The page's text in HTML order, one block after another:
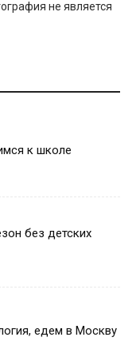
не является
к школе
без детских
едем в Москву